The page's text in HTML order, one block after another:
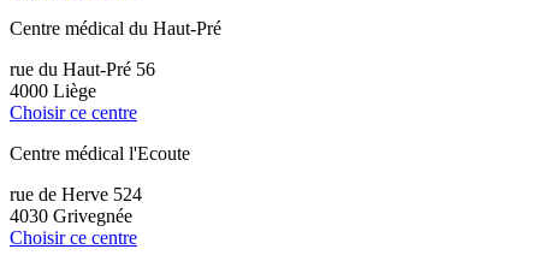
Centre médical du Haut-Pré
rue du Haut-Pré 56
4000 Liège
Choisir ce centre
Centre médical l'Ecoute
rue de Herve 524
4030 Grivegnée
Choisir ce centre